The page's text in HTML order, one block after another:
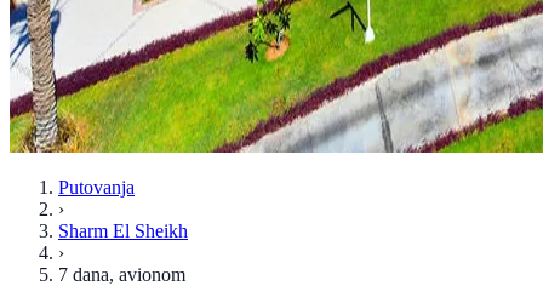
Putovanja
›
Sharm El Sheikh
›
7 dana, avionom